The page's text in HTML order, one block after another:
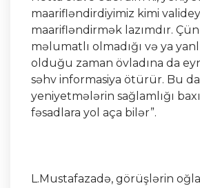
maarifləndirdiyimiz kimi
maarifləndirmək lazımdır.
məlumatlı olmadığı və ya
olduğu zaman övladına da
səhv informasiya ötürür. Bu da
yeniyetmələrin sağlamlığı
fəsadlara yol aça bilər”.
L.Mustafazadə, görüşlərin